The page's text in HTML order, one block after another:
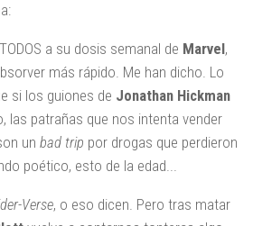
a su dosis semanal de Marvel,
más rápido. Me han dicho. Lo
si los guiones de Jonathan Hickman
las patrañas que nos intenta vender
un bad trip por drogas que perdieron
poético, esto de la edad...
Verse, o eso dicen. Pero tras matar